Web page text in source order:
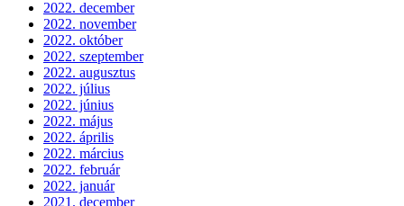
2022. december
2022. november
2022. október
2022. szeptember
2022. augusztus
2022. július
2022. június
2022. május
2022. április
2022. március
2022. február
2022. január
2021. december